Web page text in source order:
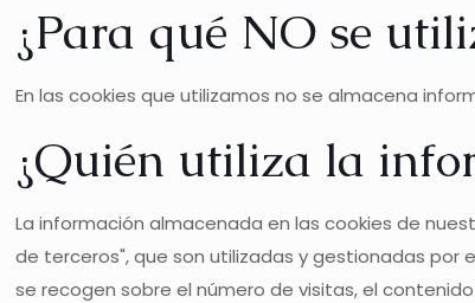
¿Para qué NO se
En las cookies que utilizamos no se almacena
¿Quién utiliza la
La información almacenada en las cookies de
de terceros", que son utilizadas y gestionadas por
se recogen sobre el número de visitas, el